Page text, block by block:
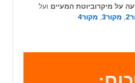
על מיקרוביוטת המעיים ועל
מקור3 מקור4